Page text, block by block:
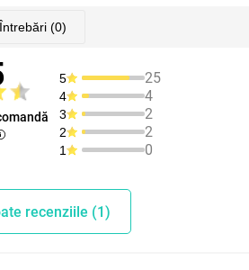
Întrebări(0)
5 25
4 4
3 2
2 2
1 0
recenziile (1)